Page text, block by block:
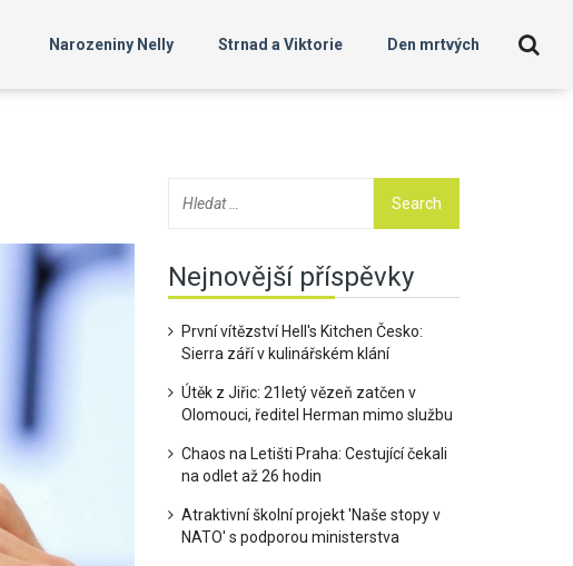
Narozeniny Nelly Strnad a Viktorie Den mrtvých
Nejnovější příspěvky
První vítězství Hell's Kitchen Česko:
Sierra září v kulinářském klání
Útěk z Jiřic: 21letý vězeň zatčen v
Olomouci, ředitel Herman mimo službu
Chaos na Letišti Praha: Cestující čekali
na odlet až 26 hodin
Atraktivní školní projekt 'Naše stopy v
NATO' s podporou ministerstva